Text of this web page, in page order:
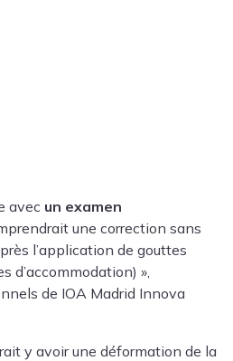
avec un examen
une correction sans
l’application de gouttes
d’accommodation) »,
de IOA Madrid Innova
y avoir une déformation de la